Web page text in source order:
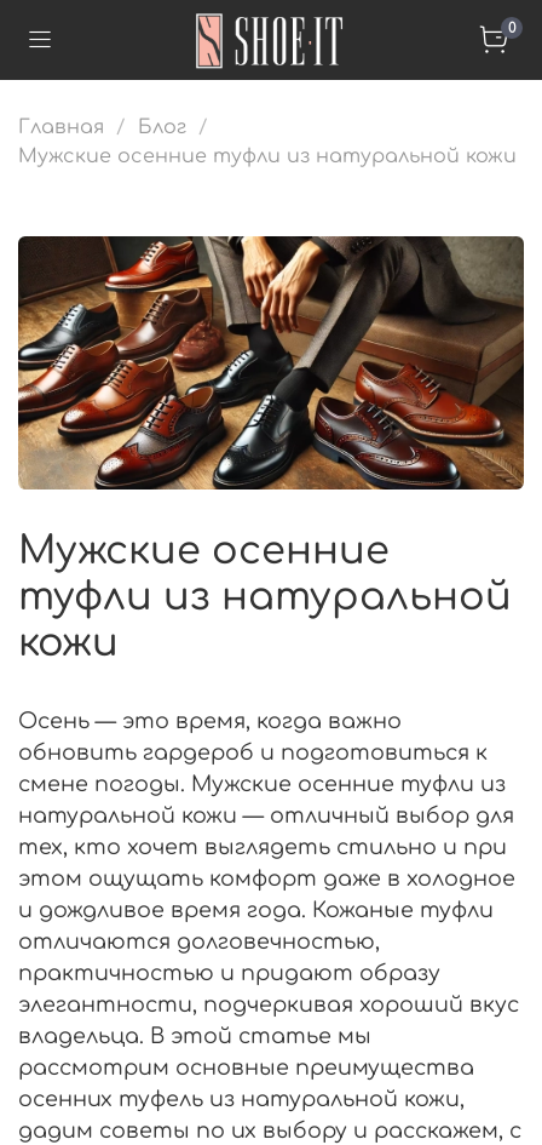
0
Главная
Блог
Мужские осенние туфли из натуральной кожи
Мужские осенние
туфли из натуральной
кожи
Осень — это время, когда важно
обновить гардероб и подготовиться к
смене погоды. Мужские осенние туфли из
натуральной кожи — отличный выбор для
тех, кто хочет выглядеть стильно и при
этом ощущать комфорт даже в холодное
и дождливое время года. Кожаные туфли
отличаются долговечностью,
практичностью и придают образу
элегантности, подчеркивая хороший вкус
владельца. В этой статье мы
рассмотрим основные преимущества
осенних туфель из натуральной кожи,
дадим советы по их выбору и расскажем, с